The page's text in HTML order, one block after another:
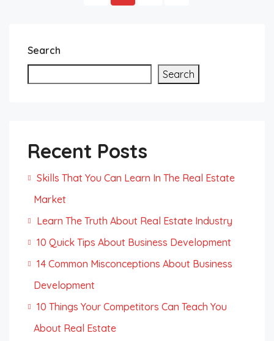
Search
Search
Recent Posts
Skills That You Can Learn In The Real Estate
Market
Learn The Truth About Real Estate Industry
10 Quick Tips About Business Development
14 Common Misconceptions About Business
Development
10 Things Your Competitors Can Teach You
About Real Estate